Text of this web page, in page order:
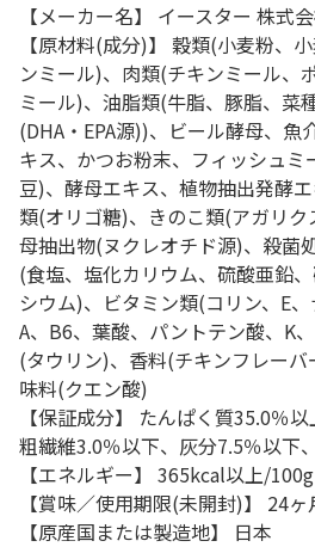
【メーカー名】 イースター 株式
【原材料(成分)】 穀類(小麦粉、
ンミール)、肉類(チキンミール、
ミール)、油脂類(牛脂、豚脂、菜
(DHA・EPA源))、ビール酵母、魚
キス、かつお粉末、フィッシュミ
豆)、酵母エキス、植物抽出発酵
類(オリゴ糖)、きのこ類(アガリ
母抽出物(ヌクレオチド源)、殺菌
(食塩、塩化カリウム、硫酸亜鉛
シウム)、ビタミン類(コリン、E、
A、B6、葉酸、パントテン酸、K
(タウリン)、香料(チキンフレー
味料(クエン酸)
【保証成分】 たんぱく質35.0％
粗繊維3.0％以下、灰分7.5％以下
【エネルギー】 365kcal以上/100g
【賞味／使用期限(未開封)】 24ヶ
【原産国または製造地】 日本